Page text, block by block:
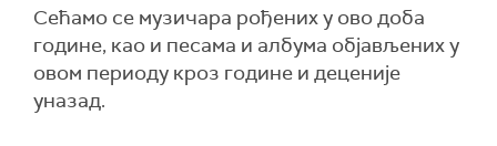
Сећамо се музичара рођених у ово доба
године, као и песама и албума објављених у
овом периоду кроз године и деценије
уназад.